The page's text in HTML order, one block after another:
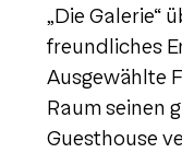
„Die Galerie“
freundliches
Ausgewählte
Raum seinen
Guesthouse